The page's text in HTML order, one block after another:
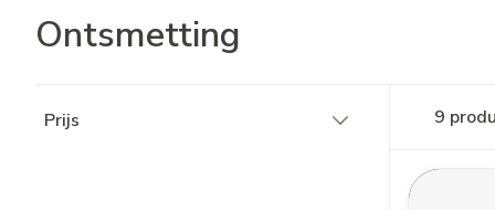
Ontsmetting
Prijs
9